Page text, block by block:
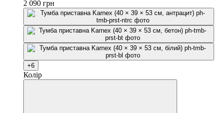
2 090 грн
+6
Колір